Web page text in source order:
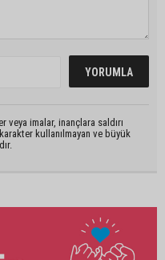
imalar, inançlara saldırı
kullanılmayan ve büyük